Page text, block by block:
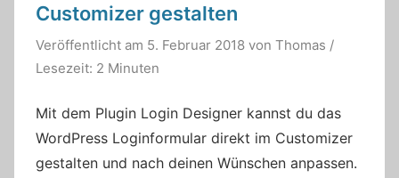
Customizer gestalten
Veröffentlicht am 5. Februar 2018 von Thomas /
Lesezeit: 2 Minuten
Mit dem Plugin Login Designer kannst du das
WordPress Loginformular direkt im Customizer
gestalten und nach deinen Wünschen anpassen.